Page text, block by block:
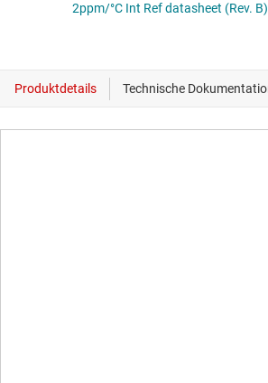
2ppm/°C Int Ref datasheet (Rev. B)